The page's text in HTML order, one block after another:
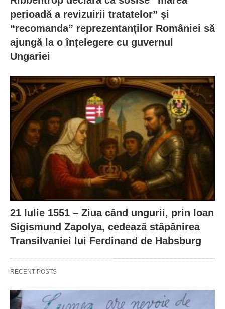
perioadă a revizuirii tratatelor” și
“recomanda” reprezentanților României să
ajungă la o înțelegere cu guvernul
Ungariei
21 Iulie 1551 – Ziua când ungurii, prin Ioan
Sigismund Zapolya, cedează stăpânirea
Transilvaniei lui Ferdinand de Habsburg
RECENT POSTS